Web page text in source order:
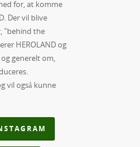
for, at komme
Der vil blive
"behind the
HEROLAND og
generelt om,
vil også kunne